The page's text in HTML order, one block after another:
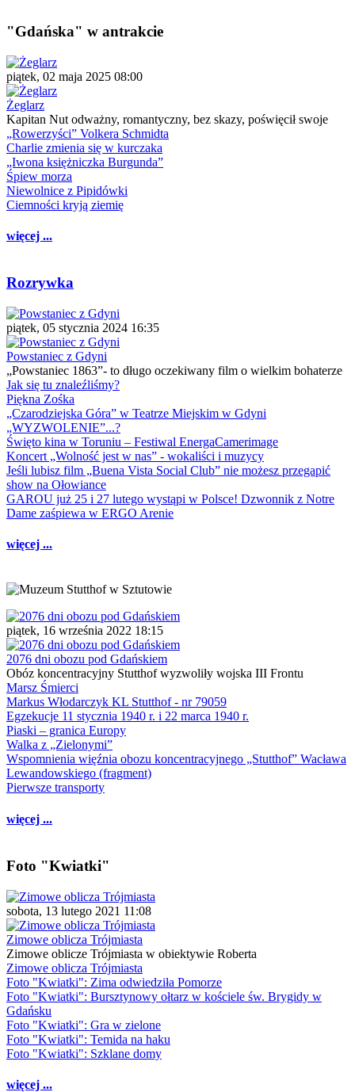
"Gdańska" w antrakcie
piątek, 02 maja 2025 08:00
Żeglarz
Kapitan Nut odważny, romantyczny, bez skazy, poświęcił swoje
„Rowerzyści” Volkera Schmidta
Charlie zmienia się w kurczaka
„Iwona księżniczka Burgunda”
Śpiew morza
Niewolnice z Pipidówki
Ciemności kryją ziemię
więcej ...
Rozrywka
piątek, 05 stycznia 2024 16:35
Powstaniec z Gdyni
„Powstaniec 1863”- to długo oczekiwany film o wielkim bohaterze
Jak się tu znaleźliśmy?
Piękna Zośka
„Czarodziejska Góra” w Teatrze Miejskim w Gdyni
„WYZWOLENIE”...?
Święto kina w Toruniu – Festiwal EnergaCamerimage
Koncert „Wolność jest w nas” - wokaliści i muzycy
Jeśli lubisz film „Buena Vista Social Club” nie możesz przegapić
show na Ołowiance
GAROU już 25 i 27 lutego wystąpi w Polsce! Dzwonnik z Notre
Dame zaśpiewa w ERGO Arenie
więcej ...
piątek, 16 września 2022 18:15
2076 dni obozu pod Gdańskiem
Obóz koncentracyjny Stutthof wyzwoliły wojska III Frontu
Marsz Śmierci
Markus Włodarczyk KL Stutthof - nr 79059
Egzekucje 11 stycznia 1940 r. i 22 marca 1940 r.
Piaski – granica Europy
Walka z „Zielonymi”
Wspomnienia więźnia obozu koncentracyjnego „Stutthof” Wacława
Lewandowskiego (fragment)
Pierwsze transporty
więcej ...
Foto "Kwiatki"
sobota, 13 lutego 2021 11:08
Zimowe oblicza Trójmiasta
Zimowe oblicze Trójmiasta w obiektywie Roberta
Zimowe oblicza Trójmiasta
Foto "Kwiatki": Zima odwiedziła Pomorze
Foto "Kwiatki": Bursztynowy ołtarz w kościele św. Brygidy w
Gdańsku
Foto "Kwiatki": Gra w zielone
Foto "Kwiatki": Temida na haku
Foto "Kwiatki": Szklane domy
więcej ...